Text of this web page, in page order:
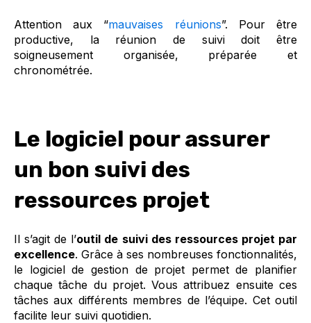
Attention aux “mauvaises réunions”. Pour être
productive, la réunion de suivi doit être
soigneusement organisée, préparée et
chronométrée.
Le logiciel pour assurer
un bon suivi des
ressources projet
Il s’agit de l’outil de suivi des ressources projet par
excellence. Grâce à ses nombreuses fonctionnalités,
le logiciel de gestion de projet permet de planifier
chaque tâche du projet. Vous attribuez ensuite ces
tâches aux différents membres de l’équipe. Cet outil
facilite leur suivi quotidien.